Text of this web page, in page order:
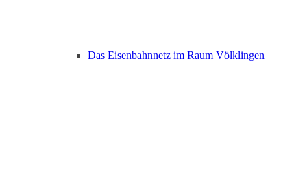
Das Eisenbahnnetz im Raum Völklingen